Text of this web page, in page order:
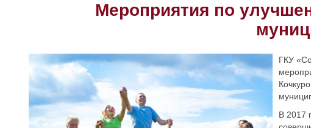
Мероприятия по
ГКУ
В 2017